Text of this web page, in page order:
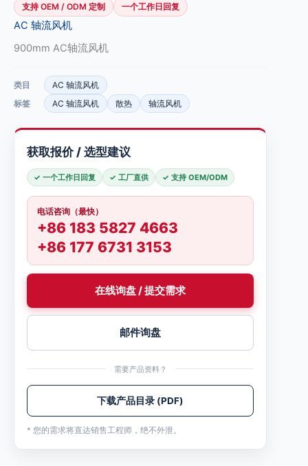
支持 OEM / ODM 定制
一个工作日回复
AC 轴流风机
900mm AC轴流风机
类目
AC 轴流风机
标签
AC 轴流风机 散热 轴流风机
获取报价 / 选型建议
✓ 一个工作日回复 ✓ 工厂直供 ✓ 支持 OEM/ODM
电话咨询（最快）
+86 183 5827 4663
+86 177 6731 3153
在线询盘 / 提交需求
邮件询盘
需要产品资料？
下载产品目录 (PDF)
* 您的需求将直达销售工程师，绝不外泄。